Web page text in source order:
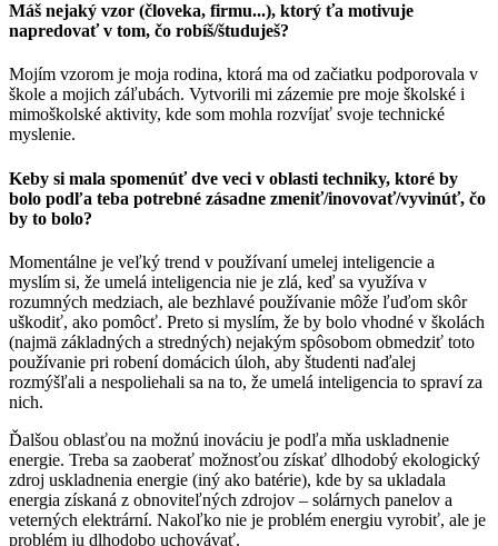
Máš nejaký vzor (človeka, firmu...), ktorý ťa motivuje
napredovať v tom, čo robíš/študuješ?
Mojím vzorom je moja rodina, ktorá ma od začiatku podporovala v
škole a mojich záľubách. Vytvorili mi zázemie pre moje školské i
mimoškolské aktivity, kde som mohla rozvíjať svoje technické
myslenie.
Keby si mala spomenúť dve veci v oblasti techniky, ktoré by
bolo podľa teba potrebné zásadne zmeniť/inovovať/vyvinúť, čo
by to bolo?
Momentálne je veľký trend v používaní umelej inteligencie a
myslím si, že umelá inteligencia nie je zlá, keď sa využíva v
rozumných medziach, ale bezhlavé používanie môže ľuďom skôr
uškodiť, ako pomôcť. Preto si myslím, že by bolo vhodné v školách
(najmä základných a stredných) nejakým spôsobom obmedziť toto
používanie pri robení domácich úloh, aby študenti naďalej
rozmýšľali a nespoliehali sa na to, že umelá inteligencia to spraví za
nich.
Ďalšou oblasťou na možnú inováciu je podľa mňa uskladnenie
energie. Treba sa zaoberať možnosťou získať dlhodobý ekologický
zdroj uskladnenia energie (iný ako batérie), kde by sa ukladala
energia získaná z obnoviteľných zdrojov – solárnych panelov a
veterných elektrární. Nakoľko nie je problém energiu vyrobiť, ale je
problém ju dlhodobo uchovávať.